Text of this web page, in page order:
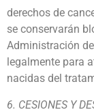
derechos de
se conservarán
Administración
legalmente para
nacidas del
6. CESIONES Y